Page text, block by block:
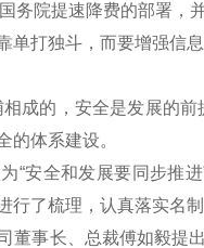
务院提速降费的部署，
打独斗，而要增强信息
的，安全是发展的前
的体系建设。
全和发展要同步推进
行了梳理，认真落实名
事长、总裁傅如毅提